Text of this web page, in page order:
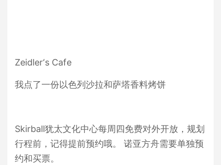
Zeidler‘s Cafe
我点了一份以色列沙拉和萨塔香料烤饼
Skirball犹太文化中心每周四免费对外开放，规划
行程前，记得提前预约哦。 诺亚方舟需要单独预
约和买票。